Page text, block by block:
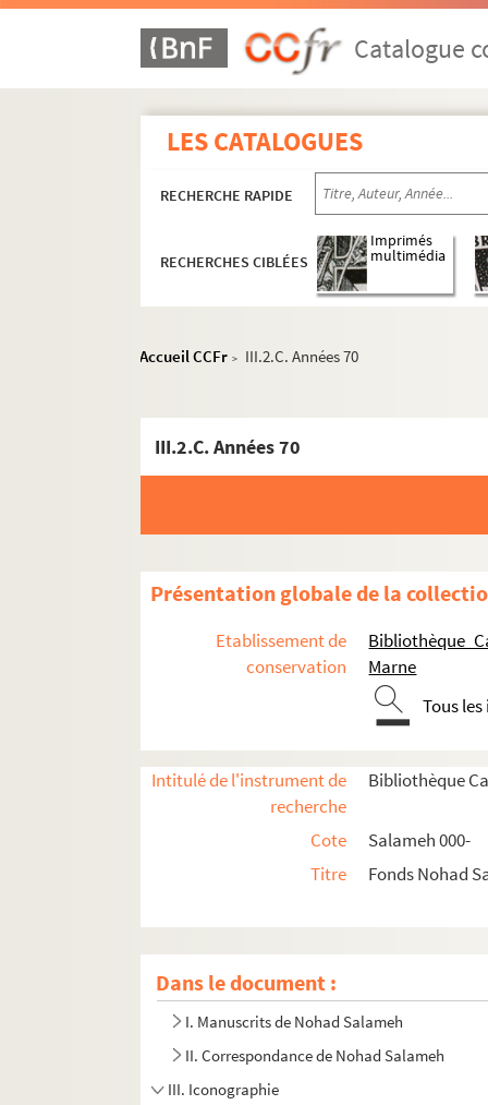
Catalogue
LES CATALOGUES
RECHERCHE RAPIDE
RECHERCHES CIBLÉES
Imprimés
multimédia
Accueil CCFr > III.2.C. Années 70
III.2.C. Années 70
Présentation globale de la
Etablissement de
conservation
Bibliothèque
Marne
Tous
Intitulé de l'instrument de
recherche
Bibliothèque
Cote
Salameh 000-
Titre
Fonds Nohad
Dans le document :
I. Manuscrits de Nohad Salameh
II. Correspondance de Nohad Salameh
III. Iconographie